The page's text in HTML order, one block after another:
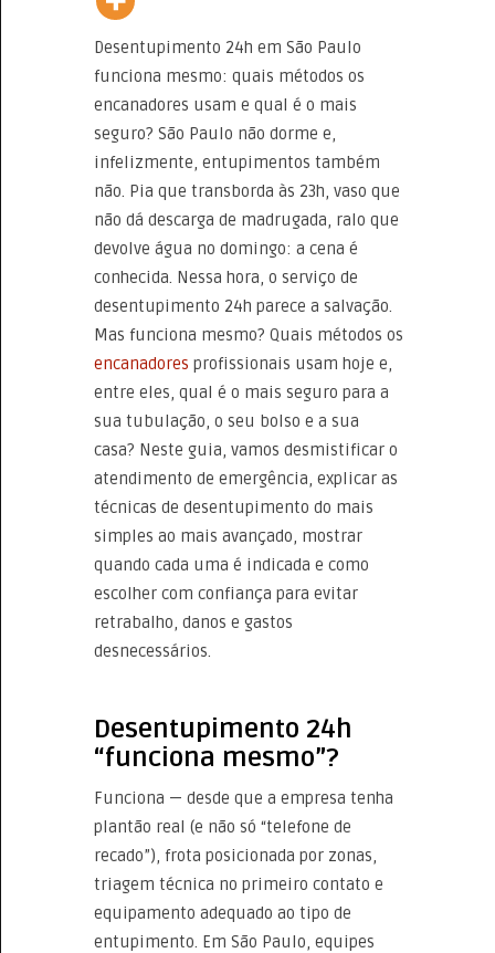
Desentupimento 24h em São Paulo
funciona mesmo: quais métodos os
encanadores usam e qual é o mais
seguro? São Paulo não dorme e,
infelizmente, entupimentos também
não. Pia que transborda às 23h, vaso que
não dá descarga de madrugada, ralo que
devolve água no domingo: a cena é
conhecida. Nessa hora, o serviço de
desentupimento 24h parece a salvação.
Mas funciona mesmo? Quais métodos os
encanadores profissionais usam hoje e,
entre eles, qual é o mais seguro para a
sua tubulação, o seu bolso e a sua
casa? Neste guia, vamos desmistificar o
atendimento de emergência, explicar as
técnicas de desentupimento do mais
simples ao mais avançado, mostrar
quando cada uma é indicada e como
escolher com confiança para evitar
retrabalho, danos e gastos
desnecessários.
Desentupimento 24h
“funciona mesmo”?
Funciona — desde que a empresa tenha
plantão real (e não só “telefone de
recado”), frota posicionada por zonas,
triagem técnica no primeiro contato e
equipamento adequado ao tipo de
entupimento. Em São Paulo, equipes